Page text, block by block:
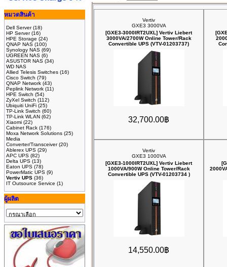
หมวดสินค้า
Dell Server(18)
HP Server(16)
HPE Storage (24)
QNAP NAS (100)
Synology NAS (69)
UGREEN NAS (6)
ASUSTOR NAS (34)
WD NAS
Allied Telesis Switches (16)
Cisco Switch (79)
QNAP Network (43)
Peplink Network (11)
HPE Switch (54)
ZyXel Switch (112)
Ubiquiti UniFi (25)
TP-Link Switch (60)
TP-Link WLAN (62)
Xiaomi (22)
Cabinet Rack (176)
Moxa Network Solutions (25)
Media
Converter/Transceiver(20)
Ablerex UPS (29)
APC UPS (82)
Delta UPS (13)
Eaton UPS (78)
PowerMatic UPS (9)
Vertiv UPS (36)
IT Outsource Service (1)
ผู้ผลิต
Vertiv
GXE3 3000VA
[GXE3-3000IRT2UXL] Vertiv Liebert
3000VA/2700W Online Tower/Rack
Convertible UPS (VTV-01203737)
32,700.00฿
Vertiv
GXE3 1000VA
[GXE3-1000IRT2UXL] Vertiv Liebert
1000VA/900W Online Tower/Rack
Convertible UPS (VTV-01203734 )
14,550.00฿